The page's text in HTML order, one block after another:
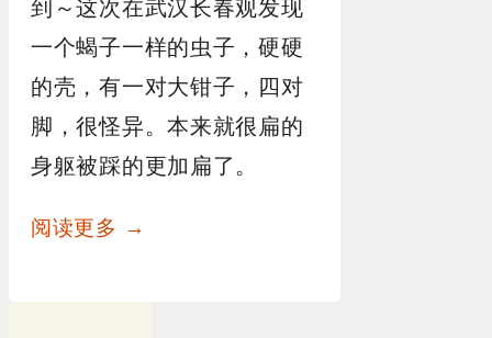
到～这次在武汉长春观发现
一个蝎子一样的虫子，硬硬
的壳，有一对大钳子，四对
脚，很怪异。本来就很扁的
身躯被踩的更加扁了。
阅读更多 →